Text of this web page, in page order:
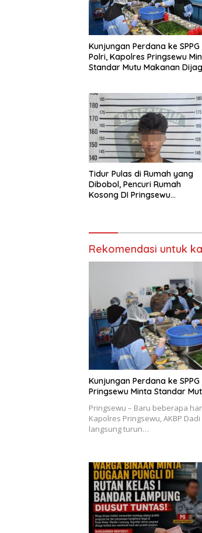
Kunjungan Perdana ke SPPG
Polri, Kapolres Pringsewu
Standar Mutu Makanan
Tidur Pulas di Rumah yang
Dibobol, Pencuri Rumah
Kosong DI Pringsewu
Rekomendasi untuk
Kunjungan Perdana ke
Pringsewu Minta Standar
Pringsewu – Baru beberapa
Kapolres Pringsewu, AKBP
langsung turun…